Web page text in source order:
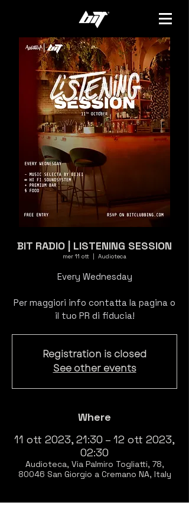
BIT RADIO | LISTENING SESSION
mer 11 ott
  |
Audioteca
Every Wednesday
Per maggiori info contatta la pagina o
il tuo PR di fiducia!
Registration is closed
See other events
Where
11 ott 2023, 21:30 – 12 ott 2023,
02:30
Audioteca, Via Palmiro Togliatti, 78,
80046 San Giorgio a Cremano NA, Italy